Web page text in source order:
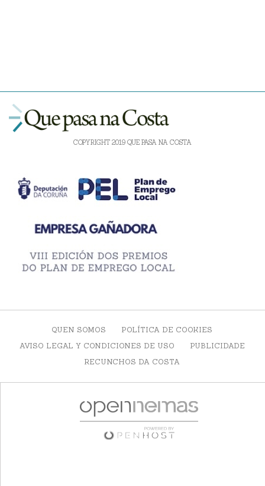
COPYRIGHT 2019 QUE PASA NA COSTA
QUEN SOMOS
POLÍTICA DE COOKIES
AVISO LEGAL Y CONDICIONES DE USO
PUBLICIDADE
RECUNCHOS DA COSTA